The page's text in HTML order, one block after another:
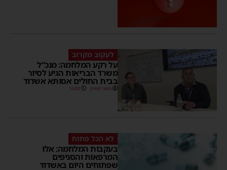
לעקוב מקרוב
על רקע המלחמה: מנכ”ל
משרד הבריאות הגיע לסיור
בבית החולים אסותא אשדוד
משה קאהן 16:02
לא הכל פתוח
בעקבות המלחמה: אלו
המרפאות והסניפים
שפתוחים היום באשדוד